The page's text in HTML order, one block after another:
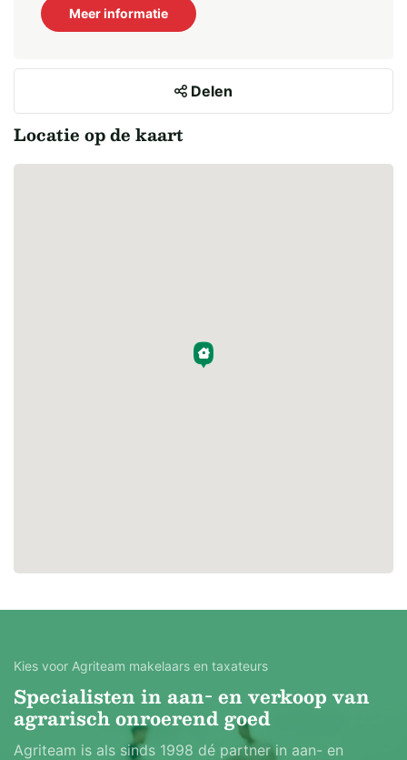
Meer informatie
Delen
Locatie op de kaart
Kies voor Agriteam makelaars en taxateurs
Specialisten in aan- en verkoop van
agrarisch onroerend goed
Agriteam is als sinds 1998 dé partner in aan- en